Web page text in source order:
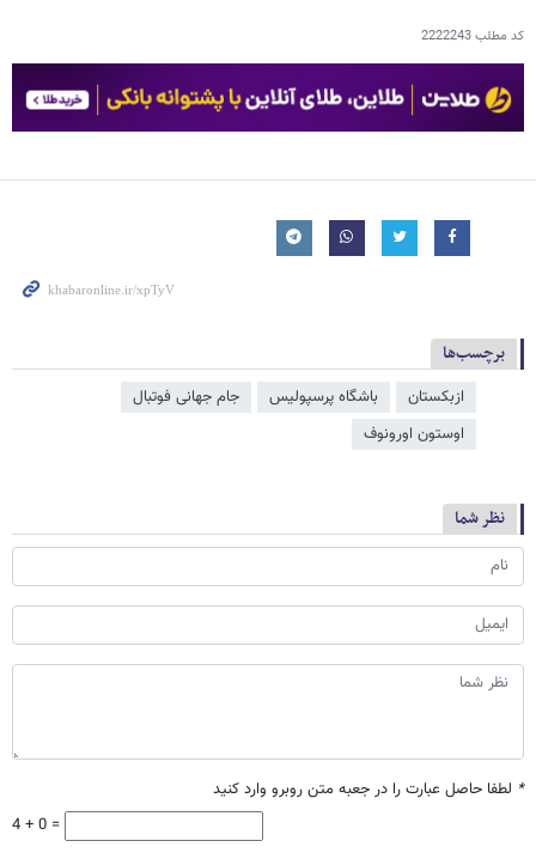
کد مطلب2222243
برچسب‌ها
ازبکستان باشگاه پرسپولیس
جام جهانی فوتبال
اوستون اورونوف
نظر شما
* لطفا حاصل عبارت را در جعبه متن روبرو وارد کنید
4 + 0 =